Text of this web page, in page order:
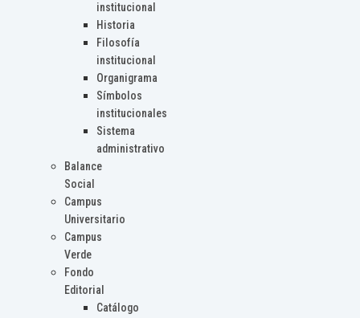
institucional
Historia
Filosofía
institucional
Organigrama
Símbolos
institucionales
Sistema
administrativo
Balance
Social
Campus
Universitario
Campus
Verde
Fondo
Editorial
Catálogo